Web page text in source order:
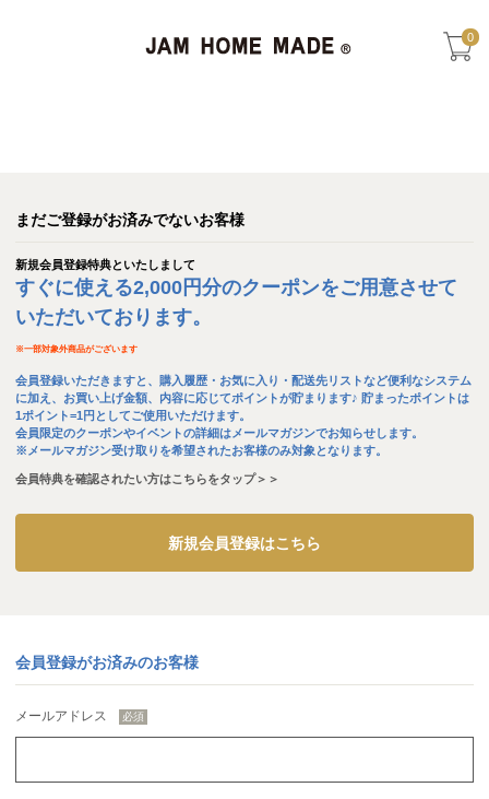
0
まだご登録がお済みでないお客様
新規会員登録特典といたしまして
すぐに使える2,000円分のクーポンをご用意させて
いただいております。
※一部対象外商品がございます
会員登録いただきますと、購入履歴・お気に入り・配送先リストなど便利なシステム
に加え、お買い上げ金額、内容に応じてポイントが貯まります♪ 貯まったポイントは
1ポイント=1円としてご使用いただけます。
会員限定のクーポンやイベントの詳細はメールマガジンでお知らせします。
※メールマガジン受け取りを希望されたお客様のみ対象となります。
会員特典を確認されたい方はこちらをタップ＞＞
新規会員登録はこちら
会員登録がお済みのお客様
メールアドレス